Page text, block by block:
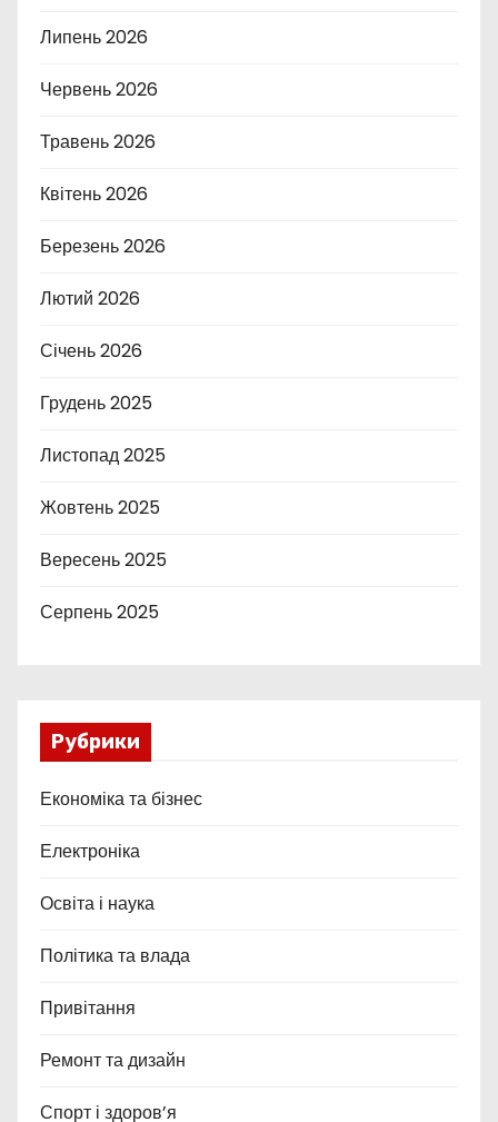
Липень 2026
Червень 2026
Травень 2026
Квітень 2026
Березень 2026
Лютий 2026
Січень 2026
Грудень 2025
Листопад 2025
Жовтень 2025
Вересень 2025
Серпень 2025
Рубрики
Економіка та бізнес
Електроніка
Освіта і наука
Політика та влада
Привітання
Ремонт та дизайн
Спорт і здоров’я